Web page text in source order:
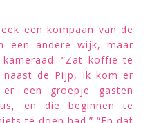
een kompaan van de
een andere wijk, maar
“Zat koffie te
de Pijp, ik kom er
een groepje gasten
en die beginnen te